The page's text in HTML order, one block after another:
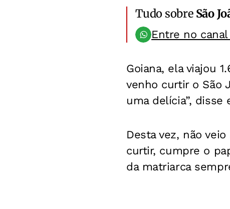
Tudo sobre São
Entre no
Goiana, ela viajou
venho curtir o São
uma delícia”, disse
Desta vez, não
curtir, cumpre o
da matriarca